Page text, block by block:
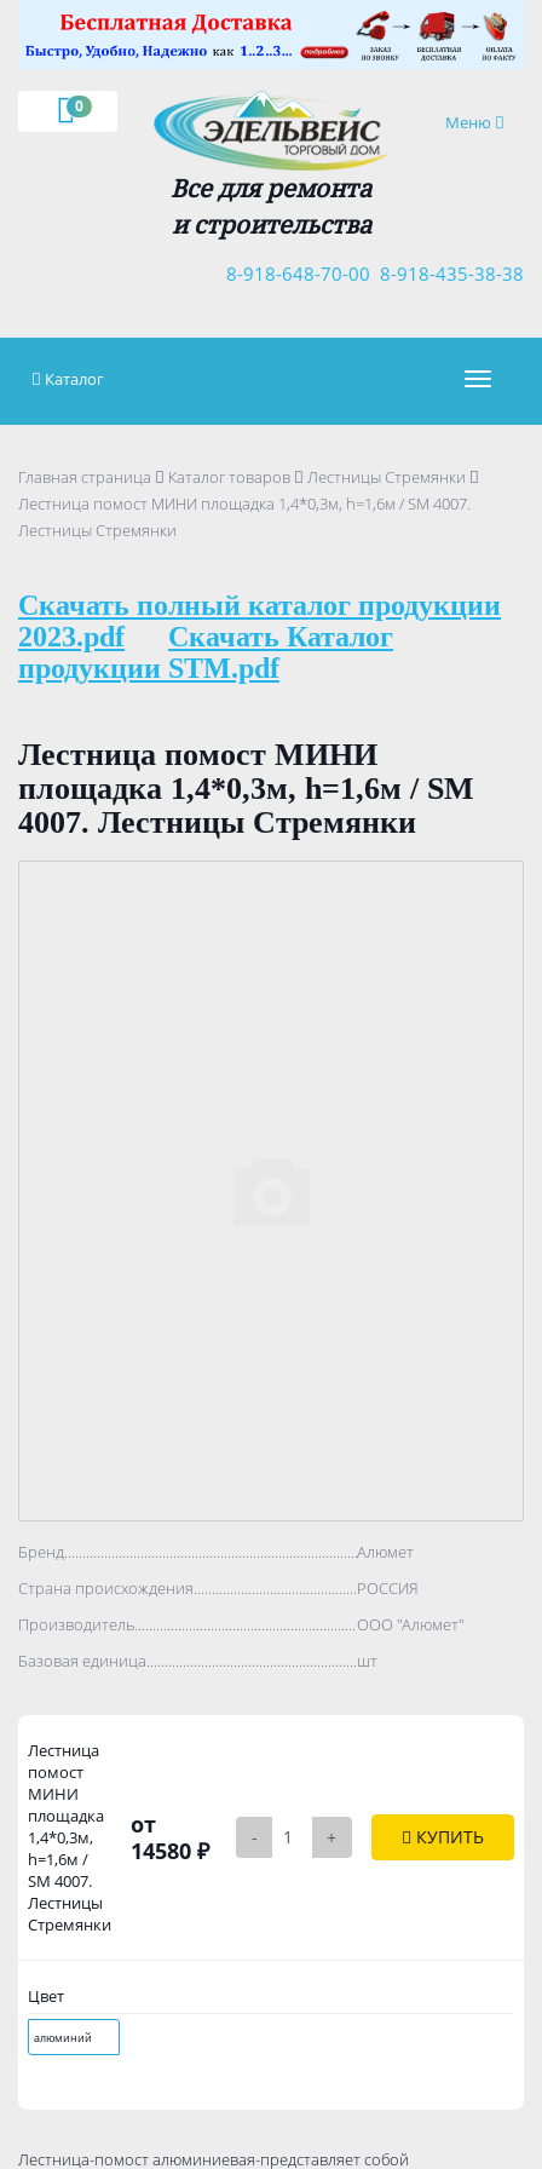
0
Навигация
Меню
Все для ремонта
и строительства
8-918-435-38-38
8-918-648-70-00
×
Каталог
Главная страница Каталог товаров
Лестницы Стремянки
Лестница помост МИНИ площадка 1,4*0,3м, h=1,6м / SM 4007.
Лестницы Стремянки
Скачать полный каталог продукции
2023.pdf
Скачать Каталог
продукции STM.pdf
Лестница помост МИНИ
площадка 1,4*0,3м, h=1,6м / SM
4007. Лестницы Стремянки
Бренд..................................................................................Алюмет
Страна происхождения..................................................................................
РОССИЯ
Производитель..................................................................................
ООО "Алюмет"
Базовая единица..................................................................................
шт
Лестница
помост
МИНИ
площадка
1,4*0,3м,
h=1,6м /
SM 4007.
Лестницы
Стремянки
от
14580 ₽
- + КУПИТЬ
Цвет
алюминий
Лестница-помост алюминиевая-представляет собой